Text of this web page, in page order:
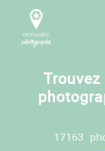
17163